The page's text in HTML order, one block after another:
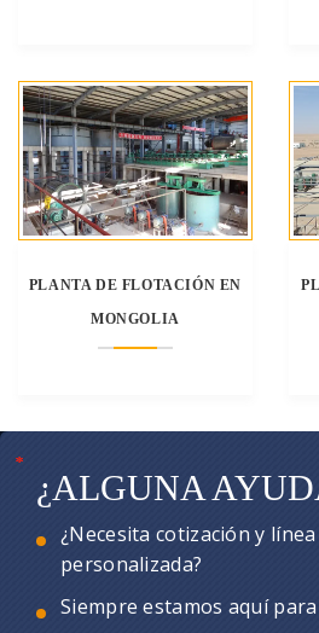
PLANTA DE FLOTACIÓN EN
MONGOLIA
¿ALGUNA
¿Necesita cotización y
personalizada?
Siempre estamos aquí
*
*
*